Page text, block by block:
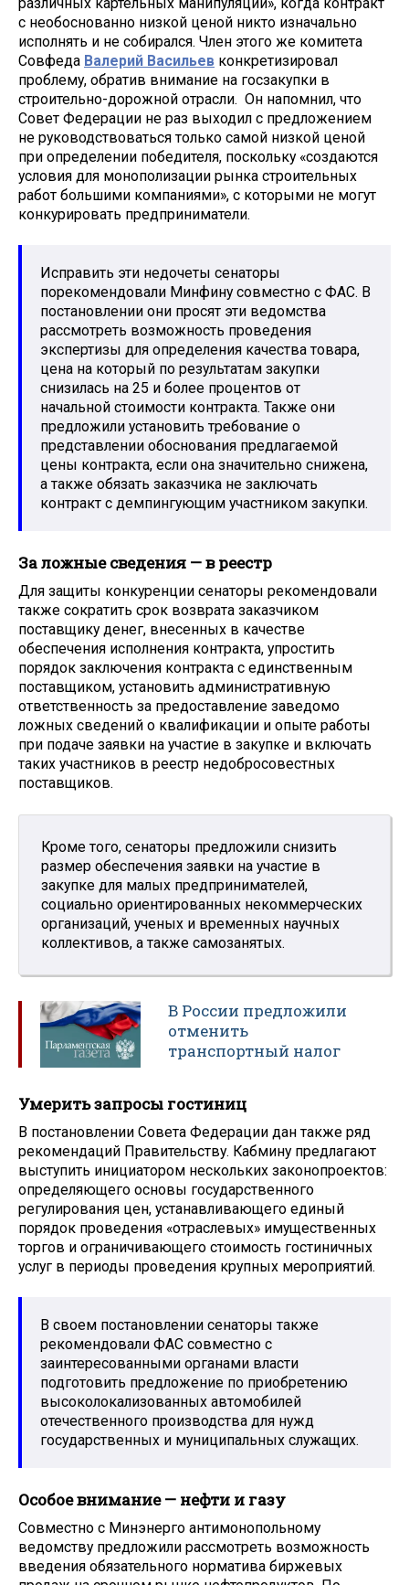
с необоснованно низкой ценой никто изначально
исполнять и не собирался. Член этого же комитета
Совфеда Валерий Васильев конкретизировал
проблему, обратив внимание на госзакупки в
строительно-дорожной отрасли. Он напомнил, что
Совет Федерации не раз выходил с предложением
не руководствоваться только самой низкой ценой
при определении победителя, поскольку «создаются
условия для монополизации рынка строительных
работ большими компаниями», с которыми не могут
конкурировать предприниматели.
Исправить эти недочеты сенаторы
порекомендовали Минфину совместно с ФАС. В
постановлении они просят эти ведомства
рассмотреть возможность проведения
экспертизы для определения качества товара,
цена на который по результатам закупки
снизилась на 25 и более процентов от
начальной стоимости контракта. Также они
предложили установить требование о
представлении обоснования предлагаемой
цены контракта, если она значительно снижена,
а также обязать заказчика не заключать
контракт с демпингующим участником закупки.
За ложные сведения — в реестр
Для защиты конкуренции сенаторы рекомендовали
также сократить срок возврата заказчиком
поставщику денег, внесенных в качестве
обеспечения исполнения контракта, упростить
порядок заключения контракта с единственным
поставщиком, установить административную
ответственность за предоставление заведомо
ложных сведений о квалификации и опыте работы
при подаче заявки на участие в закупке и включать
таких участников в реестр недобросовестных
поставщиков.
Кроме того, сенаторы предложили снизить
размер обеспечения заявки на участие в
закупке для малых предпринимателей,
социально ориентированных некоммерческих
организаций, ученых и временных научных
коллективов, а также самозанятых.
В России предложили
отменить
транспортный налог
Умерить запросы гостиниц
В постановлении Совета Федерации дан также ряд
рекомендаций Правительству. Кабмину предлагают
выступить инициатором нескольких законопроектов:
определяющего основы государственного
регулирования цен, устанавливающего единый
порядок проведения «отраслевых» имущественных
торгов и ограничивающего стоимость гостиничных
услуг в периоды проведения крупных мероприятий.
В своем постановлении сенаторы также
рекомендовали ФАС совместно с
заинтересованными органами власти
подготовить предложение по приобретению
высоколокализованных автомобилей
отечественного производства для нужд
государственных и муниципальных служащих.
Особое внимание — нефти и газу
Совместно с Минэнерго антимонопольному
ведомству предложили рассмотреть возможность
введения обязательного норматива биржевых